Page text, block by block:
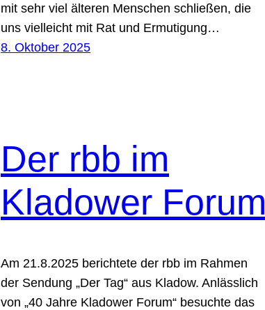
mit sehr viel älteren Menschen schließen, die
uns vielleicht mit Rat und Ermutigung…
8. Oktober 2025
Der rbb im
Kladower Forum
Am 21.8.2025 berichtete der rbb im Rahmen
der Sendung „Der Tag“ aus Kladow. Anlässlich
von „40 Jahre Kladower Forum“ besuchte das